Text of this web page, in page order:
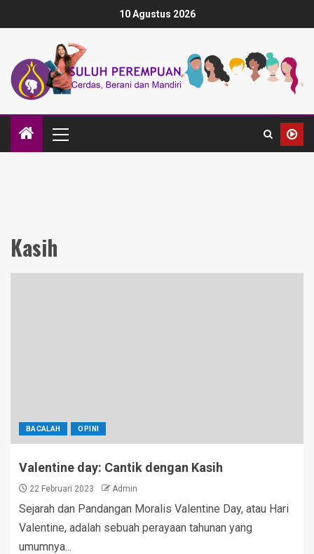
10 Agustus 2026
Kasih
BACALAH OPINI
Valentine day: Cantik dengan Kasih
22 Februari 2023 Admin
Sejarah dan Pandangan Moralis Valentine Day, atau Hari
Valentine, adalah sebuah perayaan tahunan yang
umumnya...